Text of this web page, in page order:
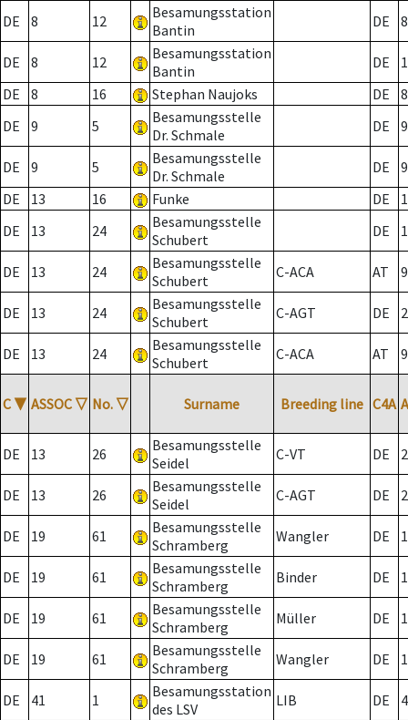
DE 8 12
Besamungsstation
Bantin
DE 8
DE 8 12
Besamungsstation
Bantin
DE
DE
8 16 Stephan Naujoks DE
8
DE
9 5
Besamungsstelle
Dr. Schmale
DE 9
DE 9 5
Besamungsstelle
Dr. Schmale
DE
9
DE
13 16 Funke DE
DE
13 24
Besamungsstelle
Schubert
DE
DE 13 24
Besamungsstelle
Schubert
C-ACA AT
DE 13 24
Besamungsstelle
Schubert
C-AGT DE 2
DE 13 24
Besamungsstelle
Schubert
C-ACA AT
C ▼ ASSOC ▽ No. ▽ Surname Breeding line C4A
DE 13 26
Besamungsstelle
Seidel
C-VT DE 2
DE 13 26
Besamungsstelle
Seidel
C-AGT DE 2
DE 19 61
Besamungsstelle
Schramberg
Wangler DE
DE 19 61
Besamungsstelle
Schramberg
Binder DE 1
DE 19 61
Besamungsstelle
Schramberg
Müller DE
DE 19 61
Besamungsstelle
Schramberg
Wangler DE
DE 41 1
Besamungsstation
des LSV
LIB DE